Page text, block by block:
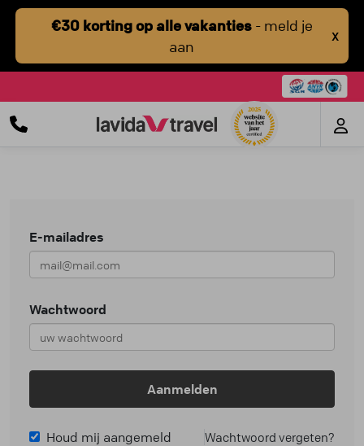
€30 korting op alle vakanties- meld je
aan
X
E-mailadres
Wachtwoord
Aanmelden
Houd mij aangemeld Wachtwoord vergeten?